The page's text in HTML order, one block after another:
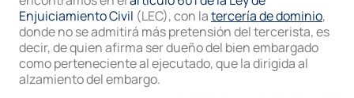
Enjuiciamiento Civil (LEC), con latercería de dominio,
donde no se admitirá más pretensión del tercerista, es
decir, de quien afirma ser dueño del bien embargado
como perteneciente al ejecutado, que la dirigida al
alzamiento del embargo.